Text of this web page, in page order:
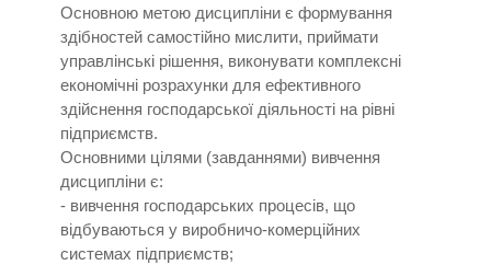
Основною метою дисципліни є формування
здібностей самостійно мислити, приймати
управлінські рішення, виконувати комплексні
економічні розрахунки для ефективного
здійснення господарської діяльності на рівні
підприємств.
Основними цілями (завданнями) вивчення
дисципліни є:
- вивчення господарських процесів, що
відбуваються у виробничо-комерційних
системах підприємств;